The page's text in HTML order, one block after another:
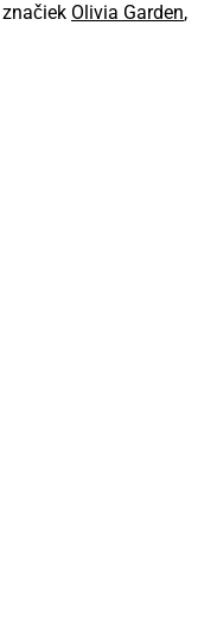
Olivia Garden,